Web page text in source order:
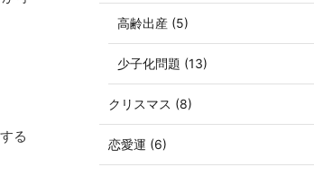
る
高齢出産 (5)
少子化問題 (13)
クリスマス (8)
恋愛運 (6)